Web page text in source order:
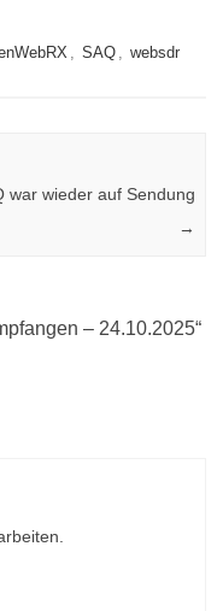
SAQ websdr
war wieder auf Sendung
→
– 24.10.2025“